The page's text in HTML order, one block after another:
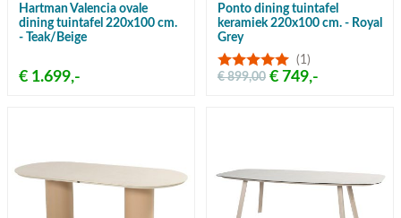
Hartman Valencia ovale
dining tuintafel 220x100 cm.
- Teak/Beige
€ 1.699,-
Ponto dining tuintafel
keramiek 220x100 cm. - Royal
Grey
(1)
€ 749,-
€ 899,00